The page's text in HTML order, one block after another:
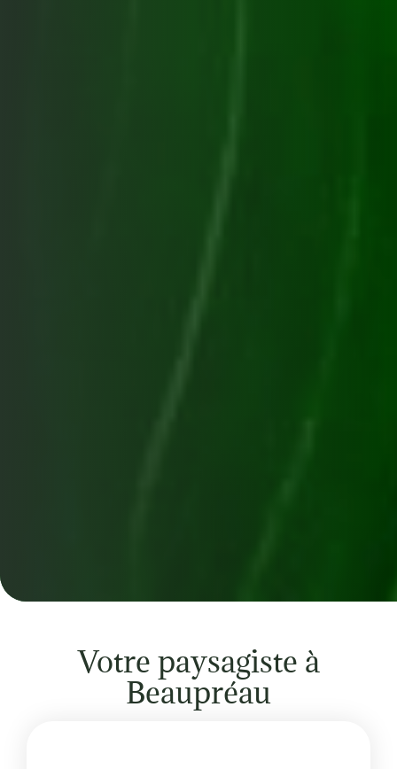
Votre paysagiste à
Beaupréau